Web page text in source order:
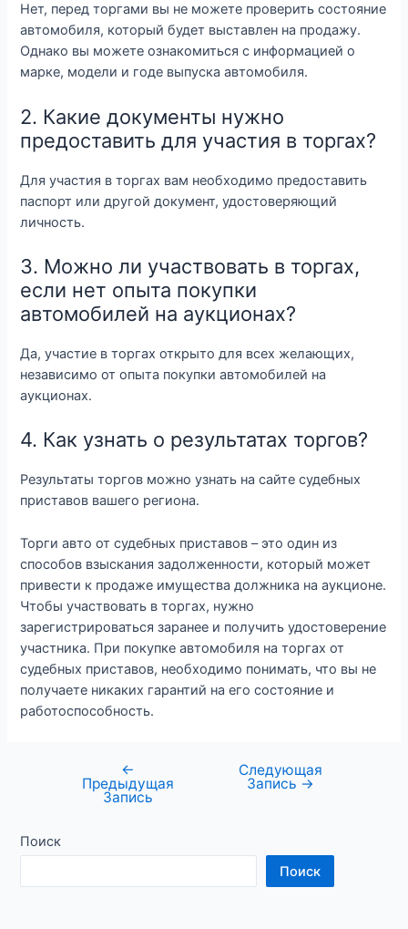
Нет, перед торгами вы не можете проверить состояние
автомобиля, который будет выставлен на продажу.
Однако вы можете ознакомиться с информацией о
марке, модели и годе выпуска автомобиля.
2. Какие документы нужно
предоставить для участия в торгах?
Для участия в торгах вам необходимо предоставить
паспорт или другой документ, удостоверяющий
личность.
3. Можно ли участвовать в торгах,
если нет опыта покупки
автомобилей на аукционах?
Да, участие в торгах открыто для всех желающих,
независимо от опыта покупки автомобилей на
аукционах.
4. Как узнать о результатах торгов?
Результаты торгов можно узнать на сайте судебных
приставов вашего региона.
Торги авто от судебных приставов – это один из
способов взыскания задолженности, который может
привести к продаже имущества должника на аукционе.
Чтобы участвовать в торгах, нужно
зарегистрироваться заранее и получить удостоверение
участника. При покупке автомобиля на торгах от
судебных приставов, необходимо понимать, что вы не
получаете никаких гарантий на его состояние и
работоспособность.
←
Предыдущая
Запись
Следующая
Запись →
Поиск
Поиск